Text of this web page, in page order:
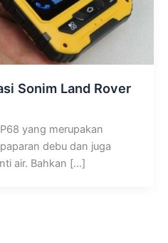
Sonim Land Rover
yang merupakan
debu dan juga
air. Bahkan […]